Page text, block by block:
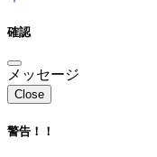
確認
メッセージ
Close
警告！！